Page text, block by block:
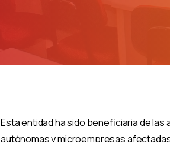
Esta entidad ha sido beneficiaria de
autónomas y microempresas